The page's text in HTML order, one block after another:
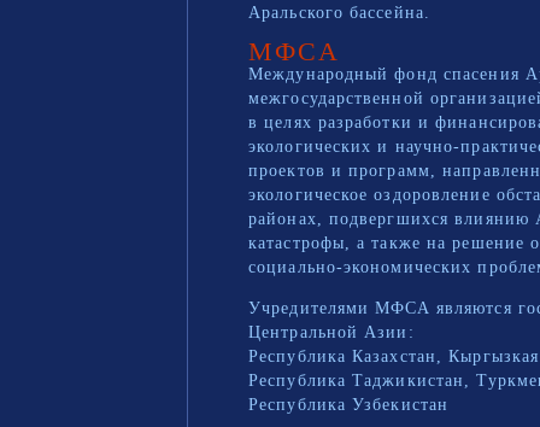
Аральского бассейна.
МФСА
Международный фонд спасения
межгосударственной
в целях разработки и
экологических и научно-
проектов и программ,
экологическое оздоровление
районах, подвергшихся влиянию
катастрофы, а также на решение
социально-экономических
Учредителями МФСА являются
Центральной Азии:
Республика Казахстан,
Республика Таджикистан,
Республика Узбекистан